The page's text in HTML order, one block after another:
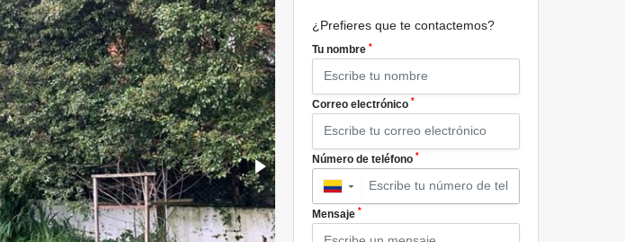
¿Prefieres que te contactemos?
Tu nombre *
Correo electrónico *
Número de teléfono *
▼
Mensaje *